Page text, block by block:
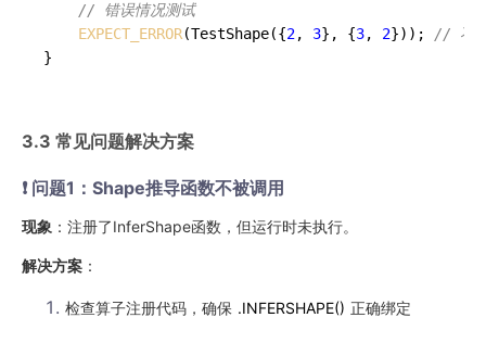
// 错误情况测试
EXPECT_ERROR(TestShape({2, 3}, {3, 2})); // 不
}
3.3 常见问题解决方案
❗ 问题1：Shape推导函数不被调用
现象 ：注册了InferShape函数，但运行时未执行。
解决方案 ：
检查算子注册代码，确保 .INFERSHAPE() 正确绑定